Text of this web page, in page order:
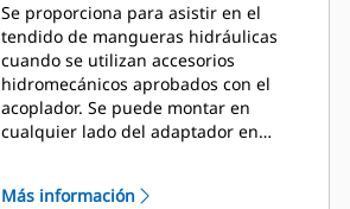
Se proporciona para asistir en el
tendido de mangueras hidráulicas
cuando se utilizan accesorios
hidromecánicos aprobados con el
acoplador. Se puede montar en
cualquier lado del adaptador en
Más información